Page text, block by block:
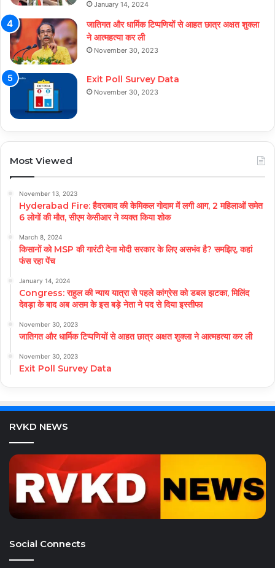
January 14, 2024
जातिगत और धार्मिक टिप्पणियों से आहत छात्र अक्षत शुक्ला
ने आत्महत्या कर ली
November 30, 2023
Exit Poll Survey Data
November 30, 2023
Most Viewed
November 13, 2023
Hyderabad Fire: हैदराबाद की केमिकल गोदाम में लगी आग, 2 महिलाओं समेत
6 लोगों की मौत, सीएम केसीआर ने व्यक्त किया शोक
March 8, 2024
किसानों को MSP की गारंटी देना मोदी सरकार के लिए असभंव है? समझिए, कहां
फंस रहा पेंच
January 14, 2024
Congress: राहुल की न्याय यात्रा से पहले कांग्रेस को डबल झटका, मिलिंद
देवड़ा के बाद अब असम के इस बड़े नेता ने पद से दिया इस्तीफा
November 30, 2023
जातिगत और धार्मिक टिप्पणियों से आहत छात्र अक्षत शुक्ला ने आत्महत्या कर ली
November 30, 2023
Exit Poll Survey Data
RVKD NEWS
Social Connects